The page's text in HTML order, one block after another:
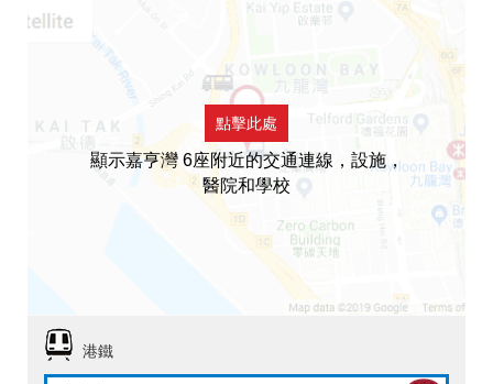
點擊此處
顯示嘉亨灣 6座附近的交通連線，設施，
醫院和學校
港鐵